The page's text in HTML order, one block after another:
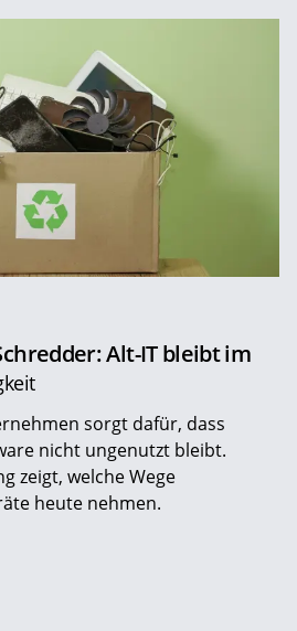
Alt-IT bleibt im
sorgt dafür, dass
nicht ungenutzt bleibt.
zeigt, welche Wege
heute nehmen.